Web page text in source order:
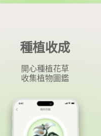
種植收成
開心種植花草
收集植物圖鑑